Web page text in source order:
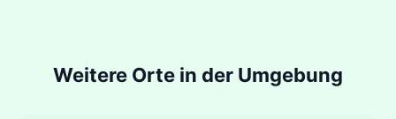
Weitere Orte in der Umgebung